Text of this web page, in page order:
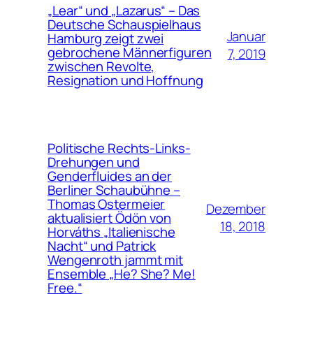
„Lear“ und „Lazarus“ – Das
Deutsche Schauspielhaus
Hamburg zeigt zwei
gebrochene Männerfiguren
zwischen Revolte,
Resignation und Hoffnung
Januar
7, 2019
Politische Rechts-Links-
Drehungen und
Genderfluides an der
Berliner Schaubühne –
Thomas Ostermeier
aktualisiert Ödön von
Horváths „Italienische
Nacht“ und Patrick
Wengenroth jammt mit
Ensemble „He? She? Me!
Free.“
Dezember
18, 2018